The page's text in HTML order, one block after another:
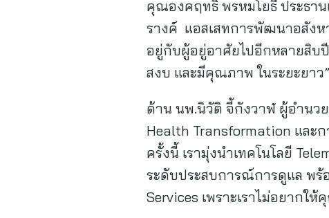
คุณองคฤทธิ์ พรหมโยธี ประธา
รางค์ แอสเสทการพัฒนาอสังห
อยู่กับผู้อยู่อาศัยไปอีกหลายสิบปี
สงบ และมีคุณภาพ ในระยะยาว”
ด้าน นพ.นิวัติ จี้กังวาฬ ผู้อำนว
Health Transformation และ
ครั้งนี้ เรามุ่งนำเทคโนโลยี
ระดับประสบการณ์การดูแล พร้
Services เพราะเราไม่อยากให้